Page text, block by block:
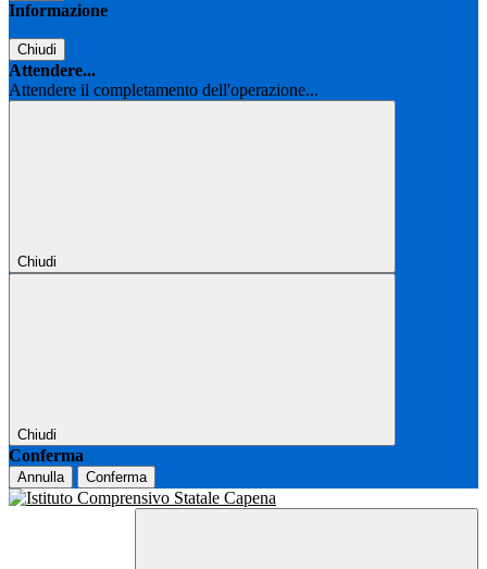
Informazione
Chiudi
Attendere...
Attendere il completamento dell'operazione...
Chiudi
Chiudi
Conferma
Annulla Conferma